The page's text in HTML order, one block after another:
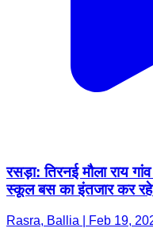
रसड़ा: तिरनई मौला राय
स्कूल बस का इंतजार कर
Rasra, Ballia | Feb 19,